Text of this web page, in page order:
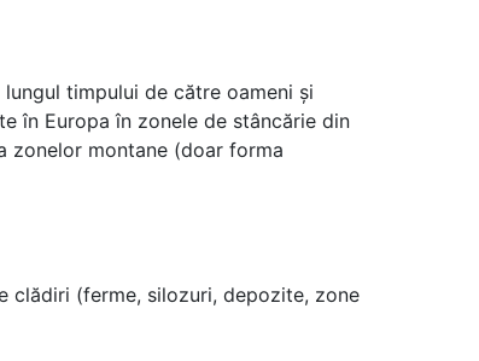
timpului de către oameni și
în Europa în zonele de stâncărie din
zonelor montane (doar forma
clădiri (ferme, silozuri, depozite, zone